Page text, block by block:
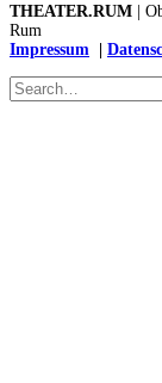
THEATER.RUM |
Rum
Impressum